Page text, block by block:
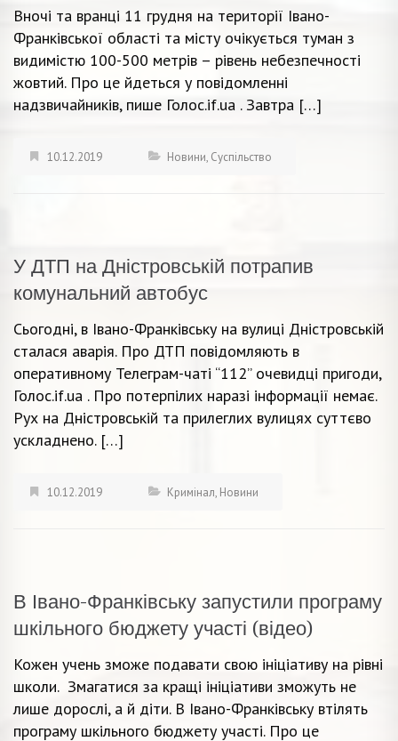
Вночі та вранці 11 грудня на території Івано-
Франківської області та місту очікується туман з
видимістю 100-500 метрів – рівень небезпечності
жовтий. Про це йдеться у повідомленні
надзвичайників, пише Голос.if.ua . Завтра […]
10.12.2019 Новини, Суспільство
У ДТП на Дністровській потрапив
комунальний автобус
Сьогодні, в Івано-Франківську на вулиці Дністровській
сталася аварія. Про ДТП повідомляють в
оперативному Телеграм-чаті “112” очевидці пригоди,
Голос.if.ua . Про потерпілих наразі інформації немає.
Рух на Дністровській та прилеглих вулицях суттєво
ускладнено. […]
10.12.2019 Кримінал, Новини
В Івано-Франківську запустили програму
шкільного бюджету участі (відео)
Кожен учень зможе подавати свою ініціативу на рівні
школи. Змагатися за кращі ініціативи зможуть не
лише дорослі, а й діти. В Івано-Франківську втілять
програму шкільного бюджету участі. Про це